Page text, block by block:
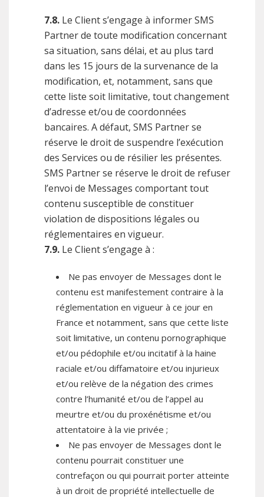
7.8. Le Client s’engage à informer SMS
Partner de toute modification concernant
sa situation, sans délai, et au plus tard
dans les 15 jours de la survenance de la
modification, et, notamment, sans que
cette liste soit limitative, tout changement
d’adresse et/ou de coordonnées
bancaires. A défaut, SMS Partner se
réserve le droit de suspendre l’exécution
des Services ou de résilier les présentes.
SMS Partner se réserve le droit de refuser
l’envoi de Messages comportant tout
contenu susceptible de constituer
violation de dispositions légales ou
réglementaires en vigueur.
7.9. Le Client s’engage à :
Ne pas envoyer de Messages dont le
contenu est manifestement contraire à la
réglementation en vigueur à ce jour en
France et notamment, sans que cette liste
soit limitative, un contenu pornographique
et/ou pédophile et/ou incitatif à la haine
raciale et/ou diffamatoire et/ou injurieux
et/ou relève de la négation des crimes
contre l’humanité et/ou de l’appel au
meurtre et/ou du proxénétisme et/ou
attentatoire à la vie privée ;
Ne pas envoyer de Messages dont le
contenu pourrait constituer une
contrefaçon ou qui pourrait porter atteinte
à un droit de propriété intellectuelle de